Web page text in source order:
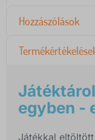
Hozzászólások
egyben -
Játékkal